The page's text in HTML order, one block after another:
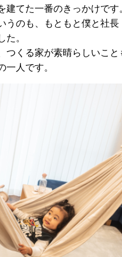
建てた一番のきっかけで
うのも、もともと僕と社
た。
つくる家が素晴らしいこ
人です。